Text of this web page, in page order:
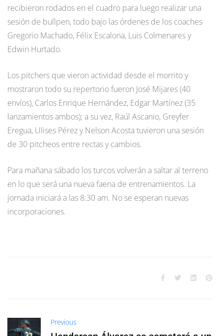
recibieron rodados en el cuadro para luego realizar una
sesión de bullpen, todo bajo las órdenes de los coaches
Gregorio Machado, Félix Escalona, Luis Colmenares y
Edwin Hurtado.
Los pitchers que vieron actividad desde el morrito y
mostraron todo su repertorio fueron José Mijares (40
envíos), Carlos Enrique Hernández, Edgar Martínez (35
lanzamientos ambos); a su vez, Raúl Ascanio, Greyfer
Eregua, Ulises Pérez y Nelson Acosta tuvieron una sesión
de 30 pitcheos entre rectas y cambios.
Para mañana sábado los turcos volverán a saltar al terreno
en lo que será una nueva faena de entrenamientos. La
jornada iniciará a las 8:30 am. No se esperan nuevas
incorporaciones.
Previous